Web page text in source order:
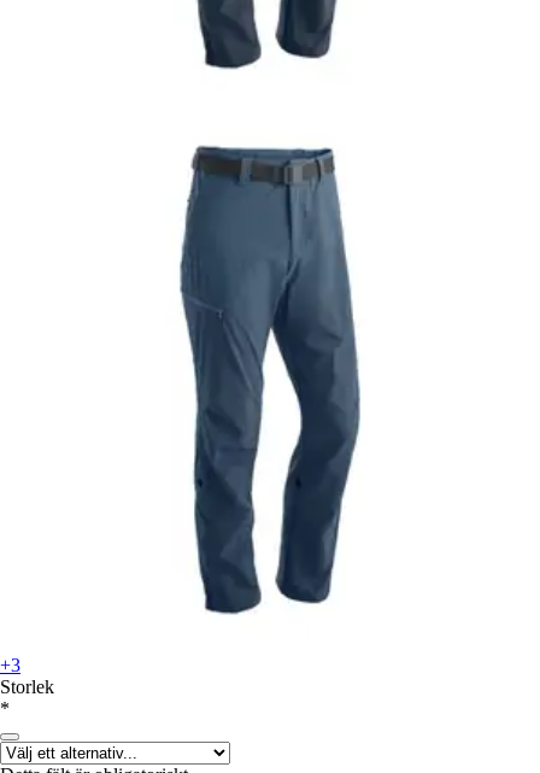
+3
Storlek
*